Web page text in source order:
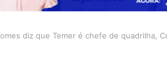
diz que Temer é chefe de quadrilha,